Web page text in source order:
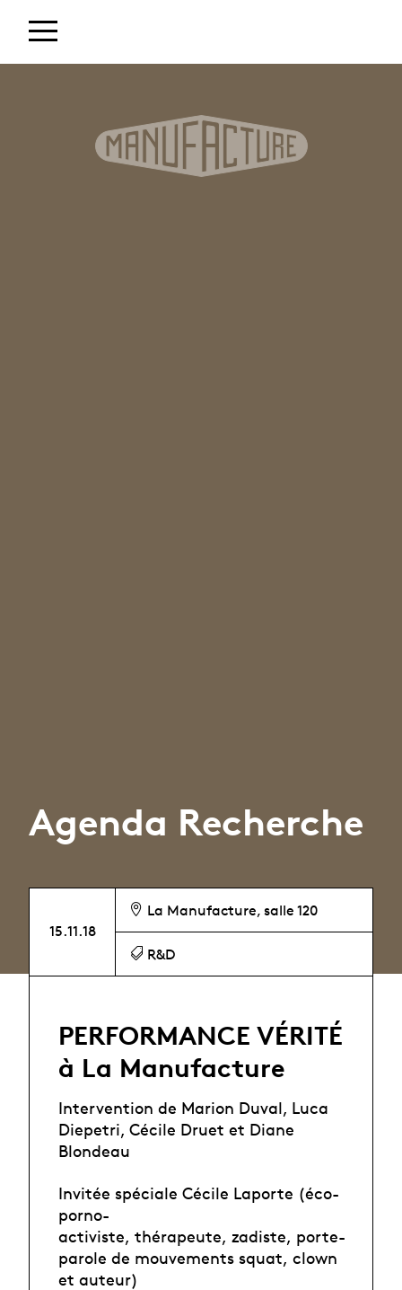
Agenda Recherche
15.11.18
La Manufacture, salle 120
R&D
PERFORMANCE VÉRITÉ
à La Manufacture
Intervention de Marion Duval, Luca
Diepetri, Cécile Druet et Diane
Blondeau
Invitée spéciale Cécile Laporte (éco-
porno-
activiste, thérapeute, zadiste, porte-
parole de mouvements squat, clown
et auteur)